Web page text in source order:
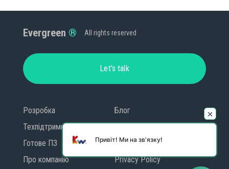
Evergreen All rights reserved
Let’s talk
Розробка
Техпідтримка
Готове ПЗ
Про компанію
Блог
GDPR
Privacy Policy
Привіт! Ми на зв'язку!